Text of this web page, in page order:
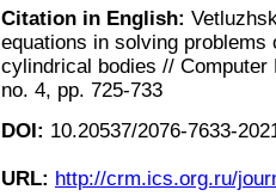
Citation in English:
equations in solving
cylindrical bodies // Computer
no. 4, pp. 725-733
DOI: 10.20537/2076-7633-
URL: http://crm.ics.org.ru/